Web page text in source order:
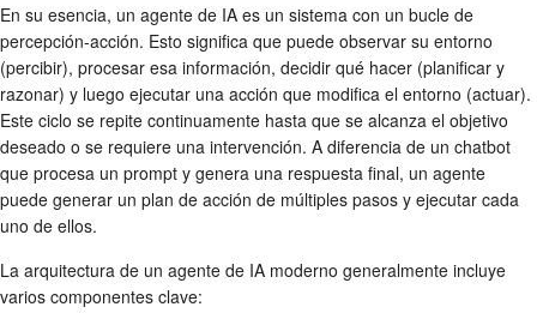
En su esencia, un agente de IA es un sistema con un bucle de
percepción-acción. Esto significa que puede observar su entorno
(percibir), procesar esa información, decidir qué hacer (planificar y
razonar) y luego ejecutar una acción que modifica el entorno (actuar).
Este ciclo se repite continuamente hasta que se alcanza el objetivo
deseado o se requiere una intervención. A diferencia de un chatbot
que procesa un prompt y genera una respuesta final, un agente
puede generar un plan de acción de múltiples pasos y ejecutar cada
uno de ellos.
La arquitectura de un agente de IA moderno generalmente incluye
varios componentes clave: